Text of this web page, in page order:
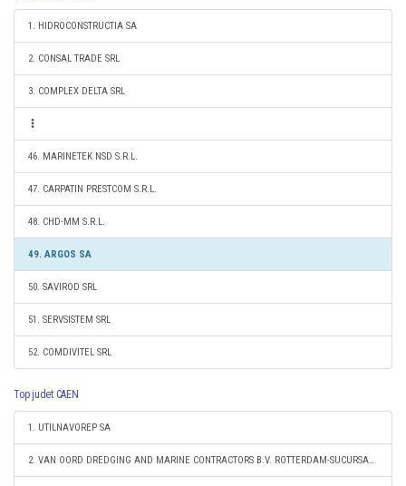
1. HIDROCONSTRUCTIA SA
2. CONSAL TRADE SRL
3. COMPLEX DELTA SRL
46. MARINETEK NSD S.R.L.
47. CARPATIN PRESTCOM S.R.L.
48. CHD-MM S.R.L.
49. ARGOS SA
50. SAVIROD SRL
51. SERVSISTEM SRL
52. COMDIVITEL SRL
Top judet CAEN
1. UTILNAVOREP SA
2. VAN OORD DREDGING AND MARINE CONTRACTORS B.V. ROTTERDAM-SUCURSALA CONSTANTA